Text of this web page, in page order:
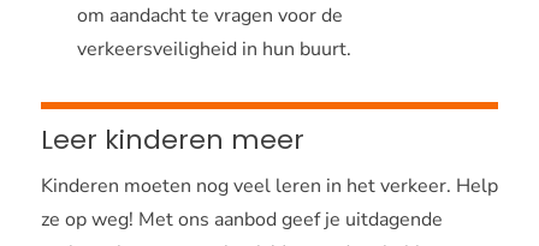
om aandacht te vragen voor de
verkeersveiligheid in hun buurt.
Leer kinderen meer
Kinderen moeten nog veel leren in het verkeer. Help
ze op weg! Met ons aanbod geef je uitdagende